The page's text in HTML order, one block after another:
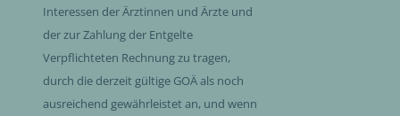
Interessen der Ärztinnen und Ärzte und
der zur Zahlung der Entgelte
Verpflichteten Rechnung zu tragen,
durch die derzeit gültige GOÄ als noch
ausreichend gewährleistet an, und wenn